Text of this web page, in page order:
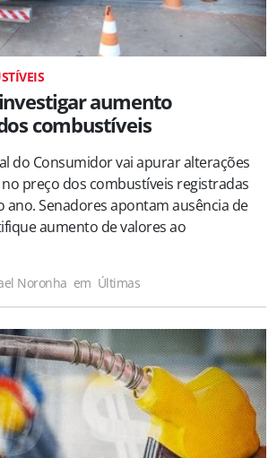
aumento
combustíveis
do Consumidor vai apurar alterações
preço dos combustíveis registradas
Senadores apontam ausência de
aumento de valores ao
Noronha em Últimas